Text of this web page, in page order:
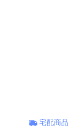
宅配商品